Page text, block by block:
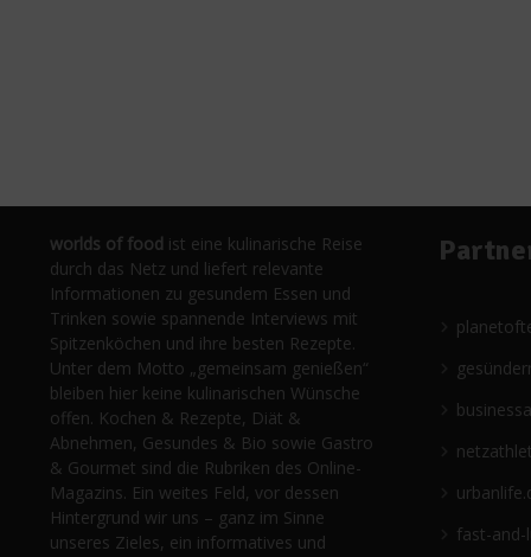
worlds of food ist eine kulinarische Reise
durch das Netz und liefert relevante
Informationen zu gesundem Essen und
Trinken sowie spannende Interviews mit
Spitzenköchen und ihre besten Rezepte.
Unter dem Motto „gemeinsam genießen“
bleiben hier keine kulinarischen Wünsche
offen. Kochen & Rezepte, Diät &
Abnehmen, Gesundes & Bio sowie Gastro
& Gourmet sind die Rubriken des Online-
Magazins. Ein weites Feld, vor dessen
Hintergrund wir uns – ganz im Sinne
unseres Zieles, ein informatives und
fast-and-